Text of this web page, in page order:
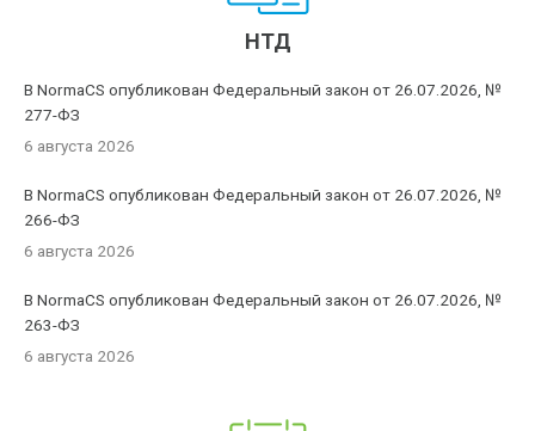
НТД
В NormaCS опубликован Федеральный закон от 26.07.2026, №
277-ФЗ
6 августа 2026
В NormaCS опубликован Федеральный закон от 26.07.2026, №
266-ФЗ
6 августа 2026
В NormaCS опубликован Федеральный закон от 26.07.2026, №
263-ФЗ
6 августа 2026